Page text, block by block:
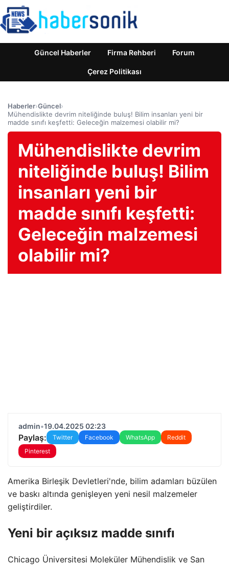
Güncel Haberler Firma Rehberi Forum
Çerez Politikası
Haberler›Güncel›
Mühendislikte devrim niteliğinde buluş! Bilim insanları yeni bir
madde sınıfı keşfetti: Geleceğin malzemesi olabilir mi?
Mühendislikte devrim
niteliğinde buluş! Bilim
insanları yeni bir
madde sınıfı keşfetti:
Geleceğin malzemesi
olabilir mi?
admin•19.04.2025 02:23
Paylaş: Twitter Facebook WhatsApp
Reddit
Pinterest
Amerika Birleşik Devletleri'nde, bilim adamları büzülen
ve baskı altında genişleyen yeni nesil malzemeler
geliştirdiler.
Yeni bir açıksız madde sınıfı
Chicago Üniversitesi Moleküler Mühendislik ve San